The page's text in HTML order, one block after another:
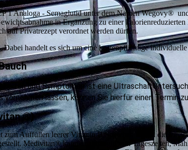
1 Analoga - Semaglutid unter dem Namen Wegovy®
in Ergänzung zu einer
auf Privatrezept verordnet werden dürfen.
Dabei handelt es sich um eine kostenpflichtige
und Symptomen ist eine Ultraschall
vornehmen lassen, können Sie hierfür einen Termin
®)
Auffüllen leerer Vitamin B Speicher. Durch die
Medivitan® kann unabhängig von Tageszeiten,